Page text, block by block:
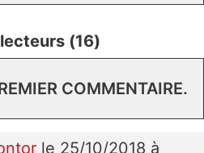
(16)
COMMENTAIRE.
le 25/10/2018 à